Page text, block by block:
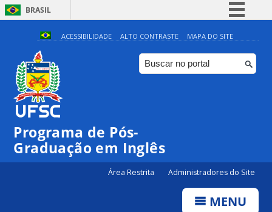
BRASIL
Simplifique!
Comunica BR
Participe
ACESSIBILIDADE ALTO CONTRASTE MAPA DO SITE
Programa de Pós-
Graduação em Inglês
Área Restrita Administradores do Site
MENU